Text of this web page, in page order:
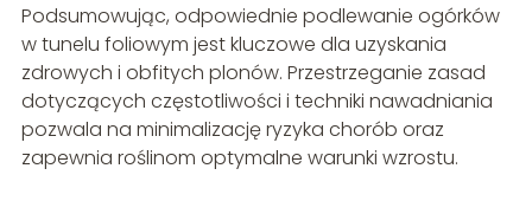
Podsumowując, odpowiednie podlewanie ogórków
w tunelu foliowym jest kluczowe dla uzyskania
zdrowych i obfitych plonów. Przestrzeganie zasad
dotyczących częstotliwości i techniki nawadniania
pozwala na minimalizację ryzyka chorób oraz
zapewnia roślinom optymalne warunki wzrostu.